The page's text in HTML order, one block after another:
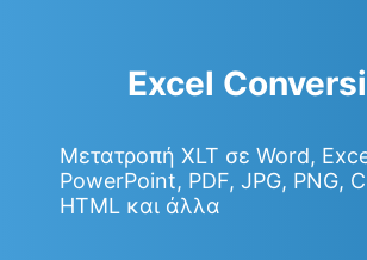
Excel
Μετατροπή XLT σε Word,
PowerPoint, PDF, JPG, PNG,
HTML και άλλα